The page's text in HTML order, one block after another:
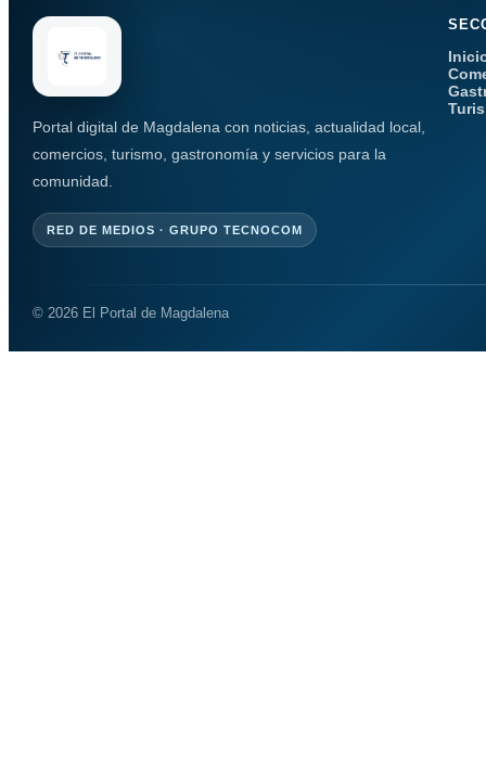
Portal digital de Magdalena con noticias, actualidad local,
comercios, turismo, gastronomía y servicios para la
comunidad.
RED DE MEDIOS · GRUPO TECNOCOM
© 2026 El Portal de Magdalena